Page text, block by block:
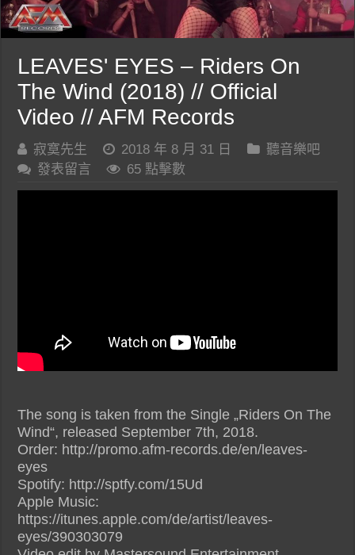
LEAVES' EYES – Riders On
The Wind (2018) // Official
Video // AFM Records
寂寞先生 2018 年 8 月 31 日
聽音樂吧
發表留言
65 點擊數
The song is taken from the Single „Riders On The
Wind“, released September 7th, 2018.
Order: http://promo.afm-records.de/en/leaves-
eyes
Spotify: http://sptfy.com/15Ud
Apple Music:
https://itunes.apple.com/de/artist/leaves-
eyes/390303079